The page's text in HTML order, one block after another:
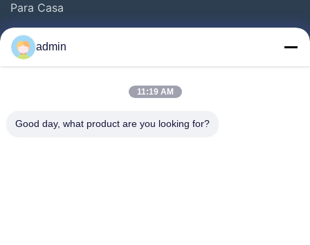
Para Casa
Produtos
Vídeos
Controle De Qualidade
admin
11:19 AM
Good day, what product are you looking for?